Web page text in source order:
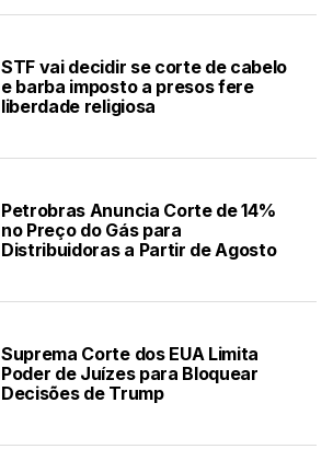
STF vai decidir se corte de cabelo
e barba imposto a presos fere
liberdade religiosa
Petrobras Anuncia Corte de 14%
no Preço do Gás para
Distribuidoras a Partir de Agosto
Suprema Corte dos EUA Limita
Poder de Juízes para Bloquear
Decisões de Trump